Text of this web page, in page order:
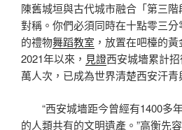
陳舊城垣與古代城市融合「第三
對稱。你們必須同時在十點零三
的禮物舞蹈教室 ，放置在吧檯的
2021年以來， 見證西安城墻累計
萬人次，已成為世界清楚西安汗青
“西安城墻距今曾經有1400多
的人類共有的文明遺產。”高衡先